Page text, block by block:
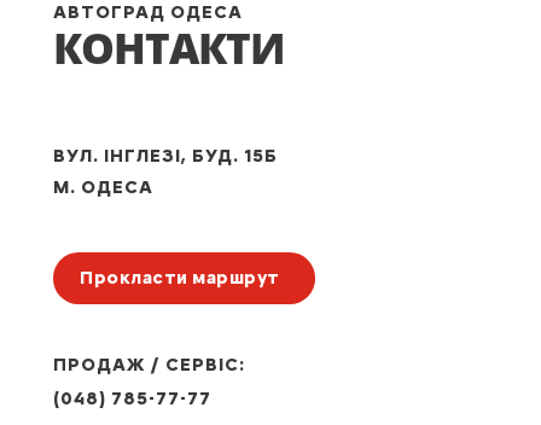
АВТОГРАД ОДЕСА
КОНТАКТИ
ВУЛ. ІНГЛЕЗІ, БУД. 15Б
М. ОДЕСА
Прокласти маршрут
ПРОДАЖ / СЕРВІС:
(048) 785-77-77